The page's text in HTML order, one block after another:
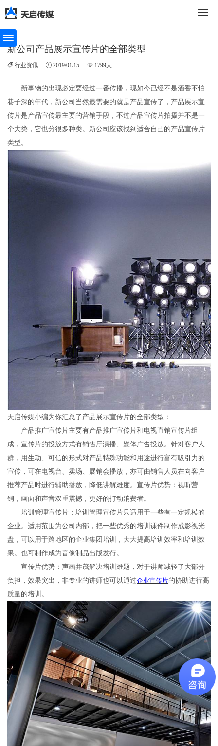
新公司产品展示宣传片的全部类型
行业资讯 2019/01/15 1799人
新事物的出现必定要经过一番传播，现如今已经不是酒香不怕
巷子深的年代，新公司当然最需要的就是产品宣传了，产品展示宣
传片是产品宣传最主要的营销手段，不过产品宣传片拍摄并不是一
个大类，它也分很多种类。新公司应该找到适合自己的产品宣传片
类型。
天启传媒小编为你汇总了产品展示宣传片的全部类型：
产品推广宣传片主要有产品推广宣传片和电视直销宣传片组
成，宣传片的投放方式有销售厅演播、媒体广告投放。针对客户人
群，用生动、可信的形式对产品特殊功能和用途进行富有吸引力的
宣传，可在电视台、卖场、展销会播放，亦可由销售人员在向客户
推荐产品时进行辅助播放，降低讲解难度。宣传片优势：视听营
销，画面和声音双重震撼，更好的打动消费者。
培训管理宣传片：培训管理宣传片只适用于一些有一定规模的
企业。适用范围为公司内部，把一些优秀的培训课件制作成影视光
盘，可以用于跨地区的企业集团培训，大大提高培训效率和培训效
果。也可制作成为音像制品出版发行。
宣传片优势：声画并茂解决培训难题，对于讲师减轻了大部分
负担，效果突出，非专业的讲师也可以通过企业宣传片的协助进行高
质量的培训。